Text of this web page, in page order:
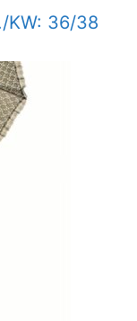
KW: 36/38